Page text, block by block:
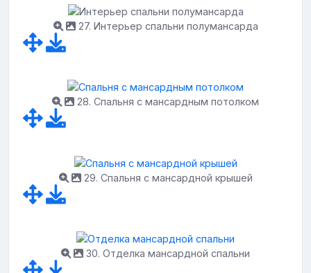
27. Интерьер спальни полумансарда
28. Спальня с мансардным потолком
29. Спальня с мансардной крышей
30. Отделка мансардной спальни